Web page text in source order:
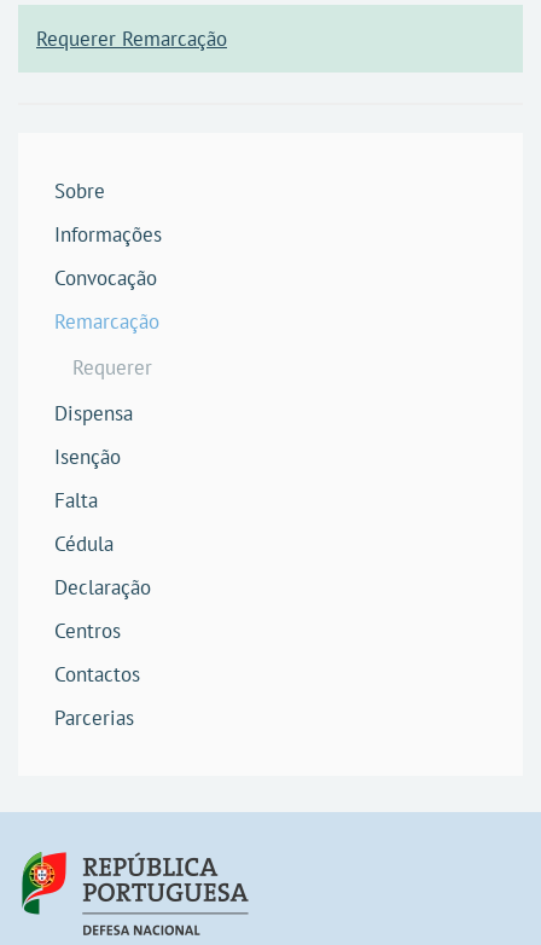
Requerer Remarcação
Sobre
Informações
Convocação
Remarcação
Requerer
Dispensa
Isenção
Falta
Cédula
Declaração
Centros
Contactos
Parcerias